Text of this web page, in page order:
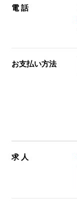
電 話
お支払い方法
求 人